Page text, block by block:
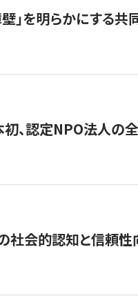
」を明らかにする
、認定NPO法人の
会的認知と信頼性